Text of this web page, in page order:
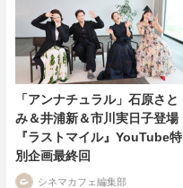
「アンナチュラル」石原さと
み＆井浦新＆市川実日子登場
『ラストマイル』YouTube特
別企画最終回
シネマカフェ編集部